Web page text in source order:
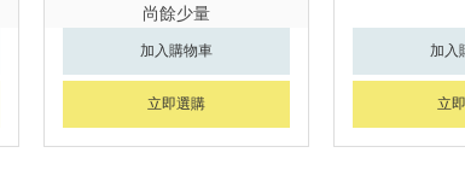
尚餘少量
加入購物車
立即選購
加入
立